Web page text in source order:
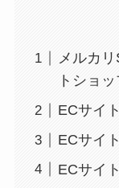
メルカ
トショ
ECサイ
ECサイ
ECサイ